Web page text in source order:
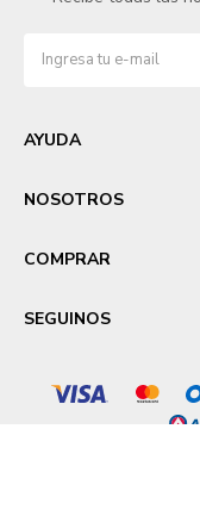
AYUDA
NOSOTROS
COMPRAR
SEGUINOS